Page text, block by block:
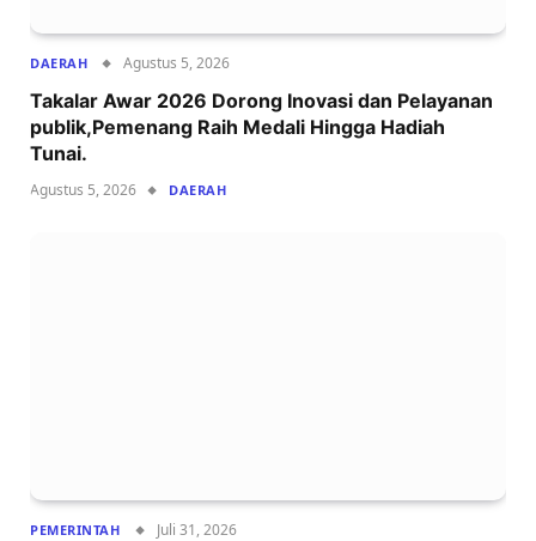
DAERAH Agustus 5, 2026
Takalar Awar 2026 Dorong Inovasi dan Pelayanan
publik,Pemenang Raih Medali Hingga Hadiah
Tunai.
Agustus 5, 2026 DAERAH
PEMERINTAH Juli 31, 2026